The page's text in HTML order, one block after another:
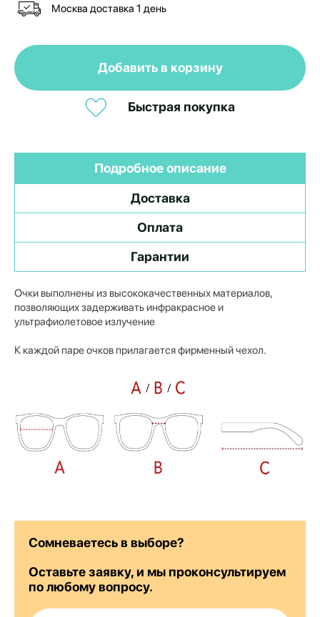
Москва доставка 1 день
Добавить в корзину
Быстрая покупка
Подробное описание
Доставка
Оплата
Гарантии
Очки выполнены из высококачественных материалов,
позволяющих задерживать инфракрасное и
ультрафиолетовое излучение
К каждой паре очков прилагается фирменный чехол.
Сомневаетесь в выборе?
Оставьте заявку, и мы проконсультируем
по любому вопросу.